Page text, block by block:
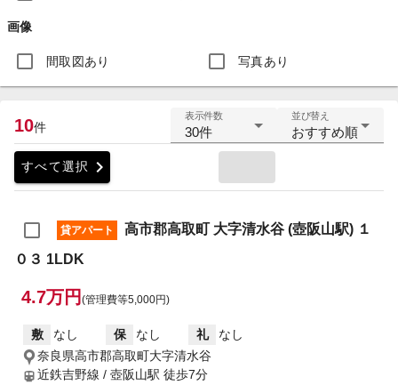
画像
間取図あり 写真あり
10件
表示件数
30件
並び替え
おすすめ順
すべて選択 chevron_right
貸アパート
高市郡高取町 大字清水谷 (壺阪山駅) １
０３ 1LDK
4.7万円 (管理費等5,000円)
敷 なし 保 なし 礼
なし
奈良県高市郡高取町大字清水谷
近鉄吉野線 / 壺阪山駅 徒歩7分